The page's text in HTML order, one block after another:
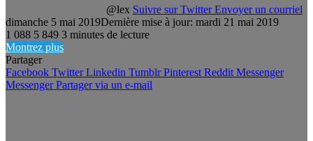
@lex Suivre sur Twitter Envoyer un courriel
dimanche 5 mai 2019Dernière mise à jour: mardi 21 mai 2019
1 088 5 849 3 minutes de lecture
Montrez plus
Partager
Facebook Twitter Linkedin Tumblr Pinterest Reddit Messenger
Messenger Partager via un e-mail